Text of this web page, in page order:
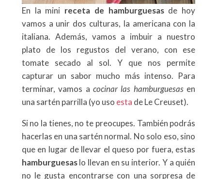
En la mini receta de hamburguesasde hoy
vamos a unir dos culturas, la americana con la
italiana. Además, vamos a imbuir a nuestro
plato de los regustos del verano, con ese
tomate secado al sol. Y que nos permite
capturar un sabor mucho más intenso. Para
terminar, vamos a cocinar las hamburguesasen
una sartén parrilla (yo uso esta de Le Creuset).
Si no la tienes, no te preocupes. También podrás
hacerlas en una sartén normal. No solo eso, sino
que en lugar de llevar el queso por fuera, estas
hamburguesaslo llevan en su interior. Y a quién
no le gusta encontrarse con una sorpresa de